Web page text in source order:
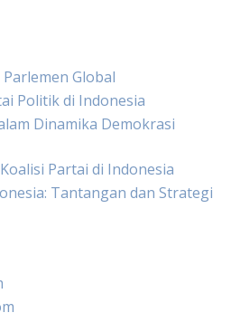
Global
Politik di Indonesia
Dinamika Demokrasi
Partai di Indonesia
Tantangan dan Strategi